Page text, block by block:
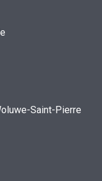
Saint-Pierre